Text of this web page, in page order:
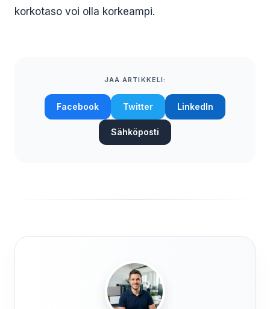
korkotaso voi olla korkeampi.
JAA ARTIKKELI:
Facebook Twitter LinkedIn
Sähköposti